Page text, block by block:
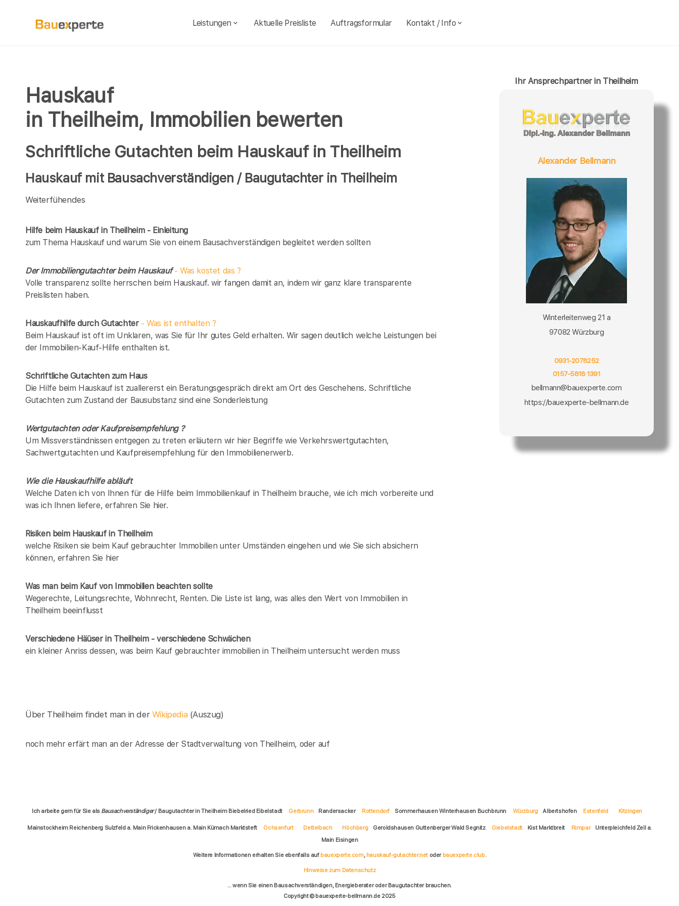
Leistungen Aktuelle Preisliste Auftragsformular Kontakt / Info
Hauskauf
in Theilheim, Immobilien bewerten
Schriftliche Gutachten beim Hauskauf in Theilheim
Hauskauf mit Bausachverständigen / Baugutachter in Theilheim
Weiterfühendes
Hilfe beim Hauskauf in Theilheim - Einleitung
zum Thema Hauskauf und warum Sie von einem Bausachverständigen begleitet werden sollten
Der Immobiliengutachter beim Hauskauf- Was kostet das ?
Volle transparenz sollte herrschen beim Hauskauf. wir fangen damit an, indem wir ganz klare transparente
Preislisten haben.
Hauskaufhilfe durch Gutachter- Was ist enthalten ?
Beim Hauskauf ist oft im Unklaren, was Sie für Ihr gutes Geld erhalten. Wir sagen deutlich welche Leistungen bei
der Immobilien-Kauf-Hilfe enthalten ist.
Schriftliche Gutachten zum Haus
Die Hilfe beim Hauskauf ist zuallererst ein Beratungsgespräch direkt am Ort des Geschehens. Schriftliche
Gutachten zum Zustand der Bausubstanz sind eine Sonderleistung
Wertgutachten oder Kaufpreisempfehlung ?
Um Missverständnissen entgegen zu treten erläutern wir hier Begriffe wie Verkehrswertgutachten,
Sachwertgutachten und Kaufpreisempfehlung für den Immobilienerwerb.
Wie die Hauskaufhilfe abläuft
Welche Daten ich von Ihnen für die Hilfe beim Immobilienkauf in Theilheim brauche, wie ich mich vorbereite und
was ich Ihnen liefere, erfahren Sie hier.
Risiken beim Hauskaufin Theilheim
welche Risiken sie beim Kauf gebrauchter Immobilien unter Umständen eingehen und wie Sie sich absichern
können, erfahren Sie hier
Was man beim Kauf von Immobilien beachten sollte
Wegerechte, Leitungsrechte, Wohnrecht, Renten. Die Liste ist lang, was alles den Wert von Immobilien in
Theilheim beeinflusst
Verschiedene Häüser in Theilheim - verschiedene Schwächen
ein kleiner Anriss dessen, was beim Kauf gebrauchter immobilien in Theilheim untersucht werden muss
Über Theilheim findet man in der Wikipedia (Auszug)
noch mehr erfärt man an der Adresse der Stadtverwaltung von Theilheim, oder auf
Ihr Ansprechpartner in Theilheim
Alexander Bellmann
Winterleitenweg 21 a
97082 Würzburg
0931-2078252
0157-5818 1391
bellmann@bauexperte.com
https://bauexperte-bellmann.de
Ich arbeite gern für Sie als Bausachverständiger/ Baugutachter in Theilheim Biebelried Eibelstadt Gerbrunn Randersacker Rottendorf Sommerhausen Winterhausen Buchbrunn Würzburg Albertshofen Estenfeld Kitzingen
Mainstockheim Reichenberg Sulzfeld a. Main Frickenhausen a. Main Kürnach Marktsteft Ochsenfurt Dettelbach Höchberg Geroldshausen Guttenberger Wald Segnitz Giebelstadt Kist Marktbreit Rimpar
Unterpleichfeld Zell a.
Main Eisingen
Weitere Informationen erhalten Sie ebenfalls auf bauexperte.com, hauskauf-gutachter.net oder bauexperte.club.
Hinweise zum Datenschutz
... wenn Sie einen Bausachverständigen, Energieberater oder Baugutachter brauchen.
Copyright © bauexperte-bellmann.de 2025